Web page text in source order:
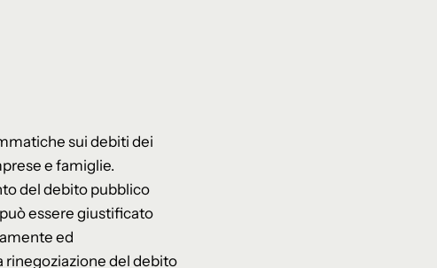
sui debiti dei
e famiglie.
del debito pubblico
essere giustificato
ed
rinegoziazione del debito